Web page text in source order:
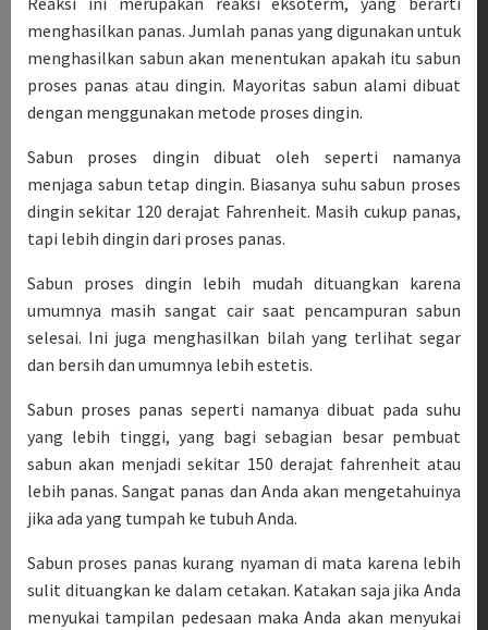
menghasilkan panas. Jumlah panas yang digunakan untuk
menghasilkan sabun akan menentukan apakah itu sabun
proses panas atau dingin. Mayoritas sabun alami dibuat
dengan menggunakan metode proses dingin.
Sabun proses dingin dibuat oleh seperti namanya
menjaga sabun tetap dingin. Biasanya suhu sabun proses
dingin sekitar 120 derajat Fahrenheit. Masih cukup panas,
tapi lebih dingin dari proses panas.
Sabun proses dingin lebih mudah dituangkan karena
umumnya masih sangat cair saat pencampuran sabun
selesai. Ini juga menghasilkan bilah yang terlihat segar
dan bersih dan umumnya lebih estetis.
Sabun proses panas seperti namanya dibuat pada suhu
yang lebih tinggi, yang bagi sebagian besar pembuat
sabun akan menjadi sekitar 150 derajat fahrenheit atau
lebih panas. Sangat panas dan Anda akan mengetahuinya
jika ada yang tumpah ke tubuh Anda.
Sabun proses panas kurang nyaman di mata karena lebih
sulit dituangkan ke dalam cetakan. Katakan saja jika Anda
menyukai tampilan pedesaan maka Anda akan menyukai